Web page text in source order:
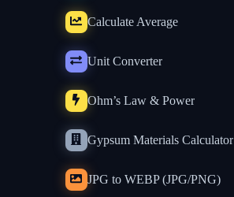
Calculate Average
Unit Converter
Ohm’s Law & Power
Gypsum Materials Calculator
JPG to WEBP (JPG/PNG)